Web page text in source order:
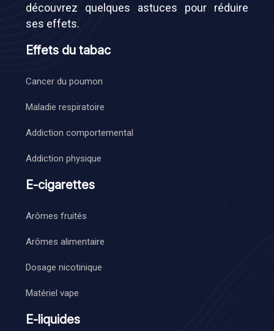
découvrez quelques astuces pour réduire
ses effets.
Effets du tabac
Cancer du poumon
Maladie respiratoire
Addiction comportemental
Addiction physique
E-cigarettes
Arômes fruités
Arômes alimentaire
Dosage nicotinique
Matériel vape
E-liquides